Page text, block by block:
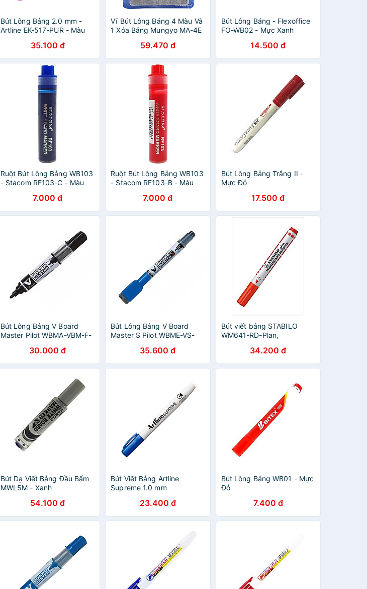
Bút Lông Bảng 2.0 mm -
Artline EK-517-PUR - Màu
35.100 đ
Vĩ Bút Lông Bảng 4 Màu Và
1 Xóa Bảng Mungyo MA-4E
59.470 đ
Bút Lông Bảng - Flexoffice
FO-WB02 - Mực Xanh
14.500 đ
Ruột Bút Lông Bảng WB103
- Stacom RF103-C - Màu
7.000 đ
Ruột Bút Lông Bảng WB103
- Stacom RF103-B - Màu
7.000 đ
Bút Lông Bảng Trắng II -
Mực Đỏ
17.500 đ
Bút Lông Bảng V Board
Master Pilot WBMA-VBM-F-
30.000 đ
Bút Lông Bảng V Board
Master S Pilot WBME-VS-
35.600 đ
Bút viết bảng STABILO
WM641-RD-Plan,
34.200 đ
Bút Dạ Viết Bảng Đầu Bấm
MWL5M - Xanh
54.100 đ
Bút Viết Bảng Artline
Supreme 1.0 mm
23.400 đ
Bút Lông Bảng WB01 - Mực
Đỏ
7.400 đ